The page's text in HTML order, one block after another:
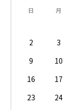
日 月
2
3
9
10
16
17
23
24